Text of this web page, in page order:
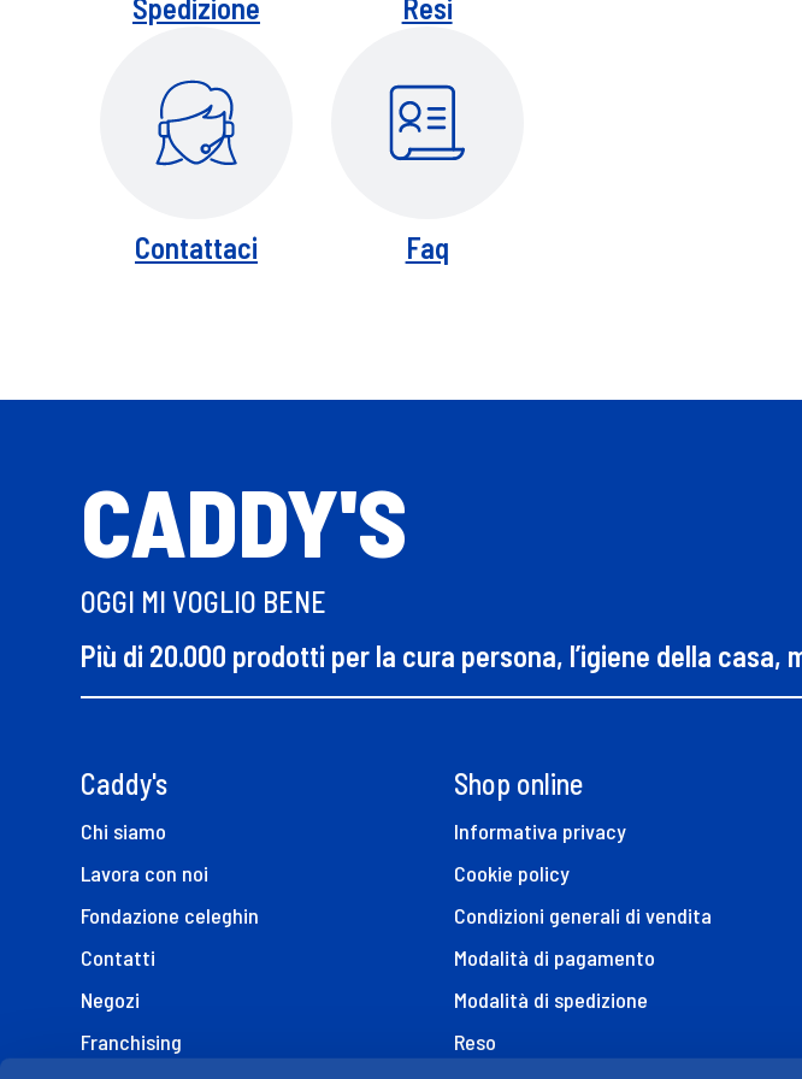
Spedizione Resi
Contattaci Faq
CADDY'S
OGGI MI VOGLIO BENE
Più di 20.000 prodotti per la cura persona, l’igiene della
Caddy's
Chi siamo
Lavora con noi
Fondazione celeghin
Contatti
Negozi
Franchising
Shop online
Informativa privacy
Cookie policy
Condizioni generali di vendita
Modalità di pagamento
Modalità di spedizione
Reso